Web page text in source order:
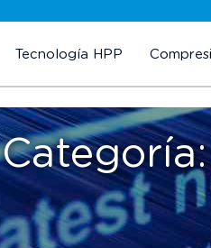
Tecnología HPP